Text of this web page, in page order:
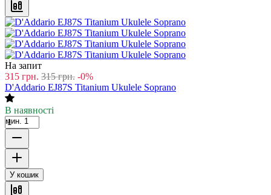
На запит
315 грн. 315 грн. -0%
D'Addario EJ87S Titanium Ukulele Soprano
В наявності
мин. 1
У кошик